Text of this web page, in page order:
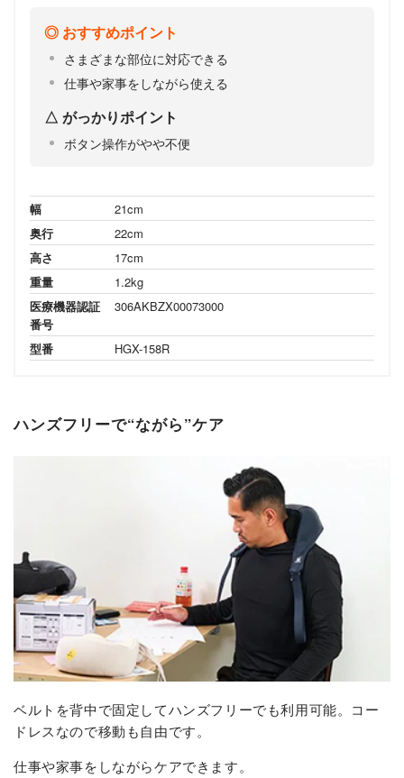
おすすめポイント
さまざまな部位に対応できる
仕事や家事をしながら使える
がっかりポイント
ボタン操作がやや不便
幅
21cm
奥行
22cm
高さ
17cm
重量
1.2kg
医療機器認証
番号
306AKBZX00073000
型番 HGX-158R
ハンズフリーで“ながら”ケア
ベルトを背中で固定してハンズフリーでも利用可能。コー
ドレスなので移動も自由です。
仕事や家事をしながらケアできます。